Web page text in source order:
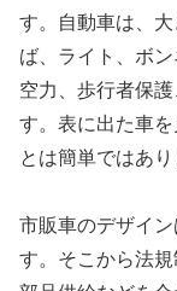
す。自動車は、
ば、ライト、ボ
空力、歩行者保
す。表に出た車
とは簡単ではあり
市販車のデザイ
す。そこから法規